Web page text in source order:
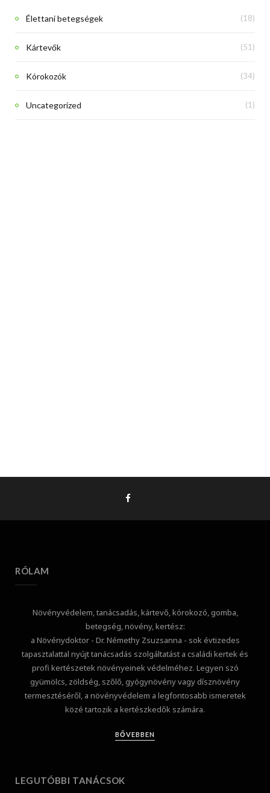
Élettani betegségek (18)
Kártevők (51)
Kórokozók (34)
Uncategorized (1)
RÓLAM
Növényvédelem, tanácsadás, kártevő, kórokozó, gomba,
betegség, növény, kertész:
a Növénydoktor - Dr. Némethy Zsuzsanna - sok évtizedes
tapasztalattal nyújt tanácsadás szolgáltatást a családi kertek és
profi kertészetek növényeinek védelméhez. Legyen szó
gyümölcs, zöldség, szőlő, gyógynövény vagy dísznövény
termesztéséről, a növényvédelem a legfontosabb ismeretek
közé tartozik a kertészkedők számára.
BŐVEBBEN
LEGUTÓBBI TANÁCSOK